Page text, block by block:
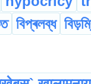
বিপ্ৰলব্ধ